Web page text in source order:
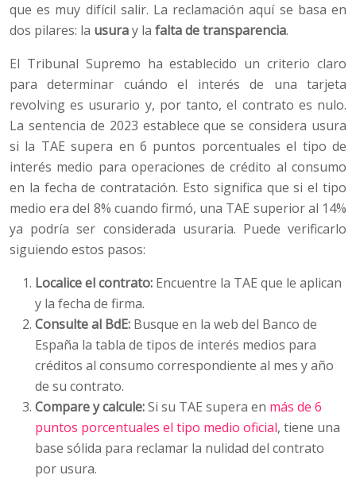
que es muy difícil salir. La reclamación aquí se basa en
dos pilares: la usuray la falta de transparencia.
El Tribunal Supremo ha establecido un criterio claro
para determinar cuándo el interés de una tarjeta
revolving es usurario y, por tanto, el contrato es nulo.
La sentencia de 2023 establece que se considera usura
si la TAE supera en 6 puntos porcentuales el tipo de
interés medio para operaciones de crédito al consumo
en la fecha de contratación. Esto significa que si el tipo
medio era del 8% cuando firmó, una TAE superior al 14%
ya podría ser considerada usuraria. Puede verificarlo
siguiendo estos pasos:
Localice el contrato: Encuentre la TAE que le aplican
y la fecha de firma.
Consulte al BdE: Busque en la web del Banco de
España la tabla de tipos de interés medios para
créditos al consumo correspondiente al mes y año
de su contrato.
Compare y calcule:Si su TAE supera en más de 6
puntos porcentuales el tipo medio oficial, tiene una
base sólida para reclamar la nulidad del contrato
por usura.